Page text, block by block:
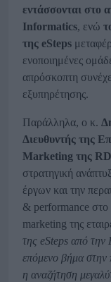
εντάσσονται στο
Informatics, ενώ
της eSteps
ενοποιημένες
απρόσκοπτη
εξυπηρέτησης.
Παράλληλα, ο κ.
Διευθυντής της
Marketing της
στρατηγική
έργων και την
& performance
marketing της
της eSteps από την
επόμενο βήμα στην
η αναζήτηση